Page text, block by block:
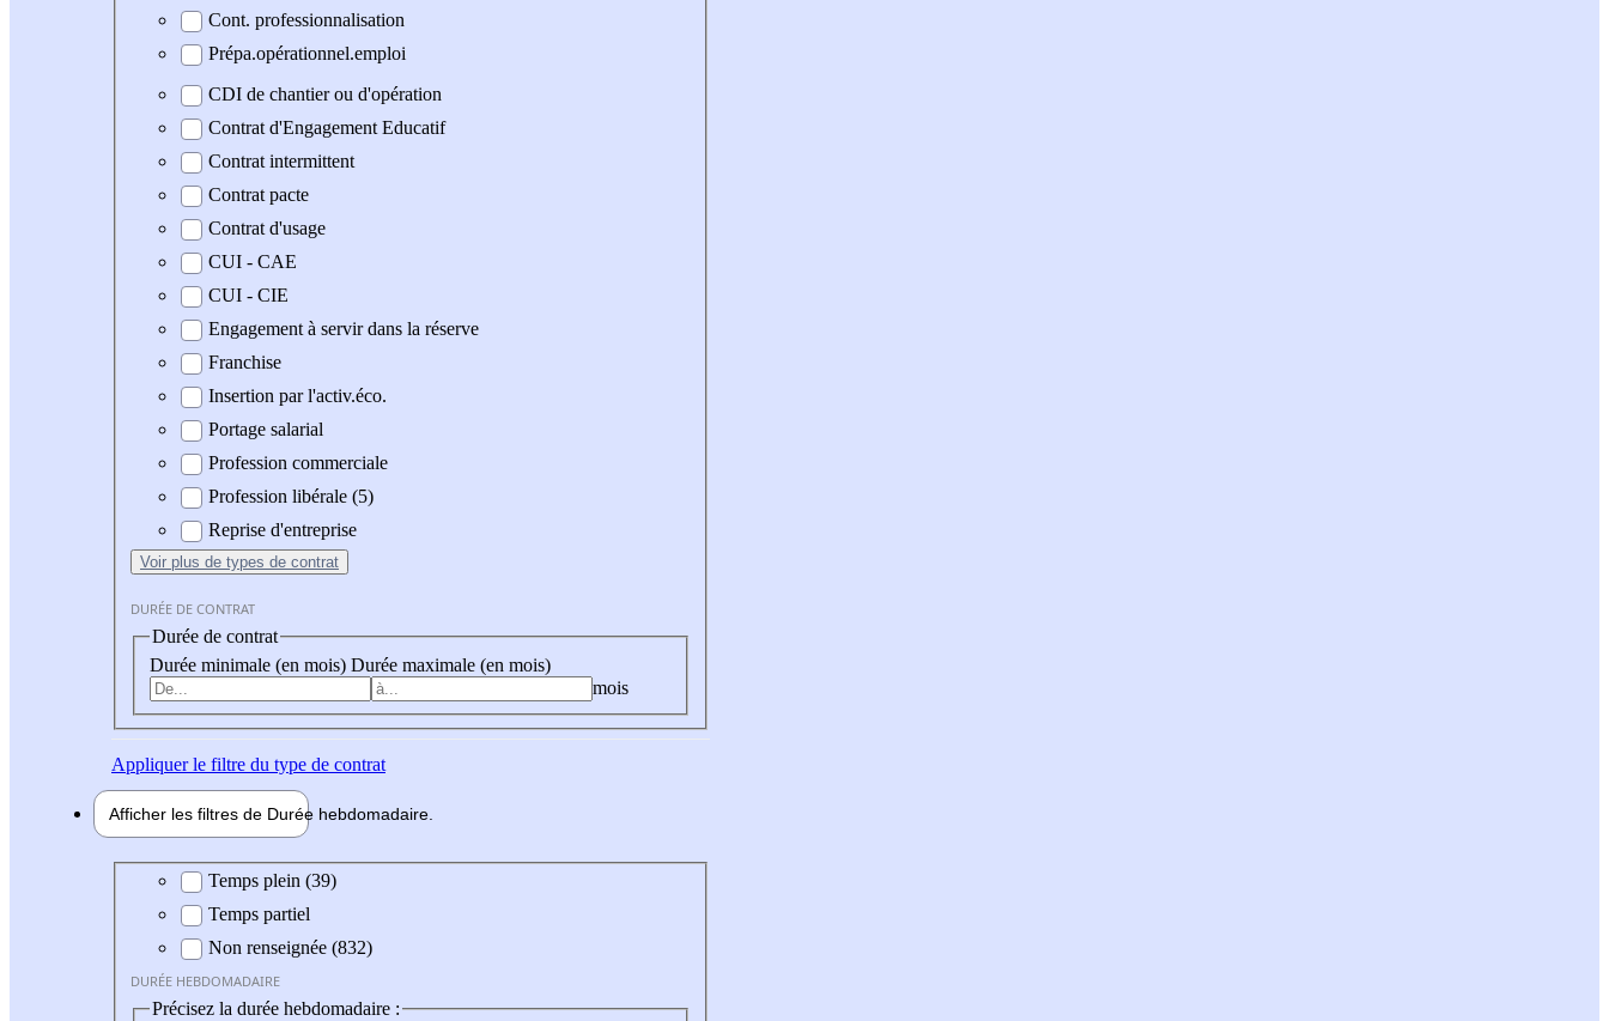
Cont. professionnalisation
Prépa.opérationnel.emploi
CDI de chantier ou d'opération
Contrat d'Engagement Educatif
Contrat intermittent
Contrat pacte
Contrat d'usage
CUI - CAE
CUI - CIE
Engagement à servir dans la réserve
Franchise
Insertion par l'activ.éco.
Portage salarial
Profession commerciale
Profession libérale (5)
Reprise d'entreprise
Voir plus de types de contrat
DURÉE DE CONTRAT
Durée de contrat
Durée minimale (en mois) Durée maximale (en mois)
mois
Appliquerle filtre du type de contrat
Afficher les filtres de Durée hebdomadaire
Durée hebdomadaire
Temps plein (39)
Temps partiel
Non renseignée (832)
DURÉE HEBDOMADAIRE
Précisez la durée hebdomadaire :